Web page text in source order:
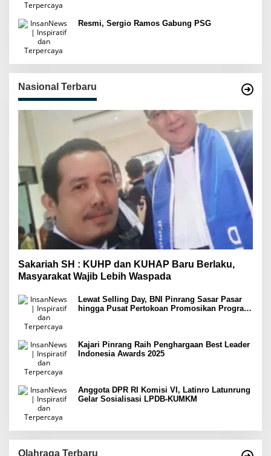
Resmi, Sergio Ramos Gabung PSG
Nasional Terbaru
Sakariah SH : KUHP dan KUHAP Baru Berlaku,
Masyarakat Wajib Lebih Waspada
Lewat Selling Day, BNI Pinrang Sasar Pasar
hingga Pusat Pertokoan Promosikan Program
Kajari Pinrang Raih Penghargaan Best Leader
Indonesia Awards 2025
Anggota DPR RI Komisi VI, Latinro Latunrung
Gelar Sosialisasi LPDB-KUMKM
Olahraga Terbaru